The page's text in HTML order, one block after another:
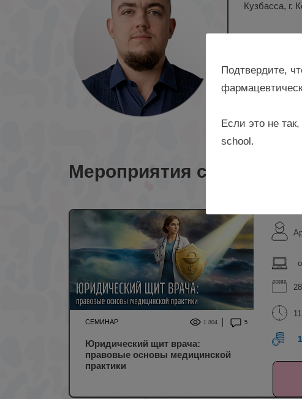
Кузбасса, г.
Мероприятия с лектором
СЕМИНАР 1 804 5
Юридический щит врача:
правовые основы медицинской
практики
Подтвердите,
Если это не
school.